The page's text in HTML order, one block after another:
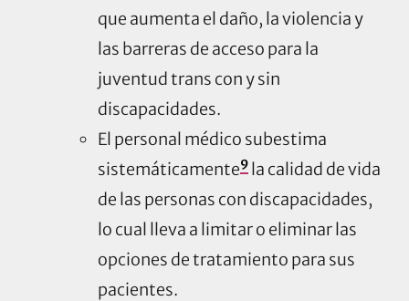
que aumenta el daño, la violencia y
las barreras de acceso para la
juventud trans con y sin
discapacidades.
El personal médico subestima
sistemáticamente9la calidad de vida
de las personas con discapacidades,
lo cual lleva a limitar o eliminar las
opciones de tratamiento para sus
pacientes.